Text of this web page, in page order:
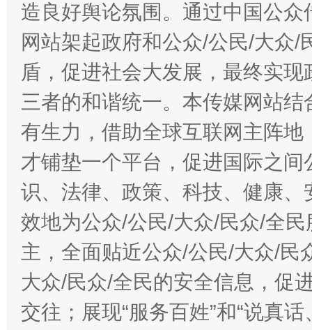
造良好舆论氛围。通过中国公
网站架起政府和公众/公民/大众
盾，促进社会大发展，最终实
三者的和谐统一。本传媒网站
有生力，借助全球互联网主阵
才铺垫一个平台，促进国际之
识、法律、政策、科技、健康
效地为公众/公民/大众/民众/全
主，全面贴近公众/公民/大众/民
大众/民众/全民的安全信息，促
交往；展现“服务百姓”和“说真